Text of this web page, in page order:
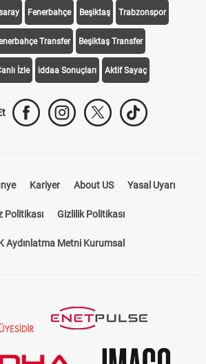
Fenerbahçe Beşiktaş Trabzonspor
Transfer Beşiktaş Transfer
İzle iddaa Sonuçları Aktif Sayaç
Kariyer About US Yasal Uyarı
Politikası Gizlilik Politikası
Aydınlatma Metni Kurumsal